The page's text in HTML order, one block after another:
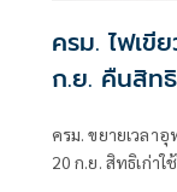
ครม. ไฟเ
ก.ย. คืนสิท
ครม. ขยายเวลา
20 ก.ย. สิทธิเก่าใ